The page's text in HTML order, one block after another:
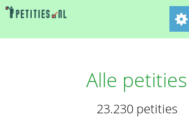
Alle petities
23.230 petities